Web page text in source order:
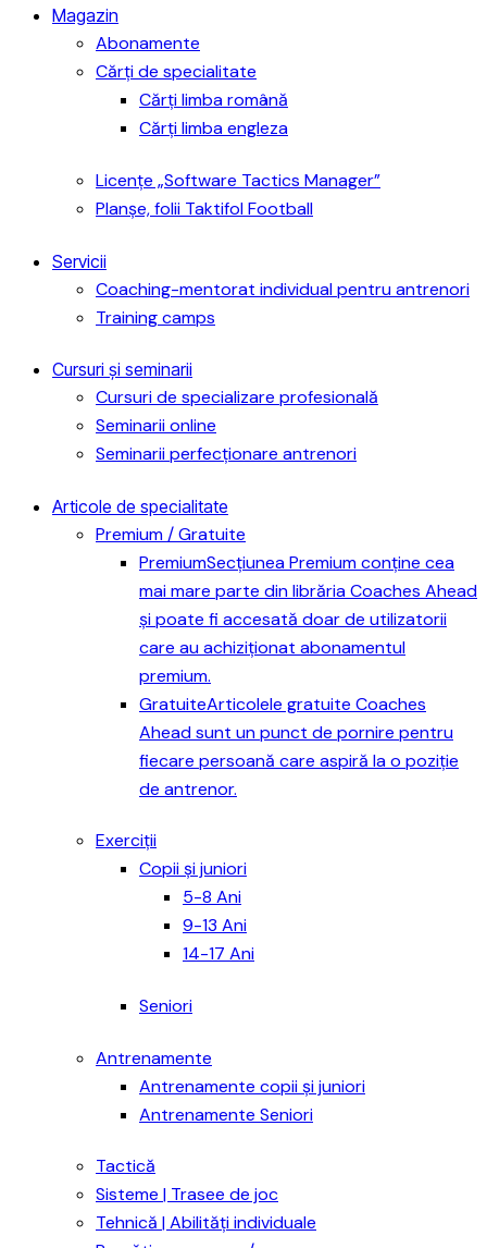
Magazin
Abonamente
Cărți de specialitate
Cărți limba română
Cărți limba engleza
Licențe „Software Tactics Manager”
Planșe, folii Taktifol Football
Servicii
Coaching-mentorat individual pentru antrenori
Training camps
Cursuri și seminarii
Cursuri de specializare profesională
Seminarii online
Seminarii perfecționare antrenori
Articole de specialitate
Premium / Gratuite
PremiumSecțiunea Premium conține cea
mai mare parte din librăria Coaches Ahead
și poate fi accesată doar de utilizatorii
care au achiziționat abonamentul
premium.
GratuiteArticolele gratuite Coaches
Ahead sunt un punct de pornire pentru
fiecare persoană care aspiră la o poziție
de antrenor.
Exerciții
Copii și juniori
5-8 Ani
9-13 Ani
14-17 Ani
Seniori
Antrenamente
Antrenamente copii și juniori
Antrenamente Seniori
Tactică
Sisteme | Trasee de joc
Tehnică | Abilități individuale